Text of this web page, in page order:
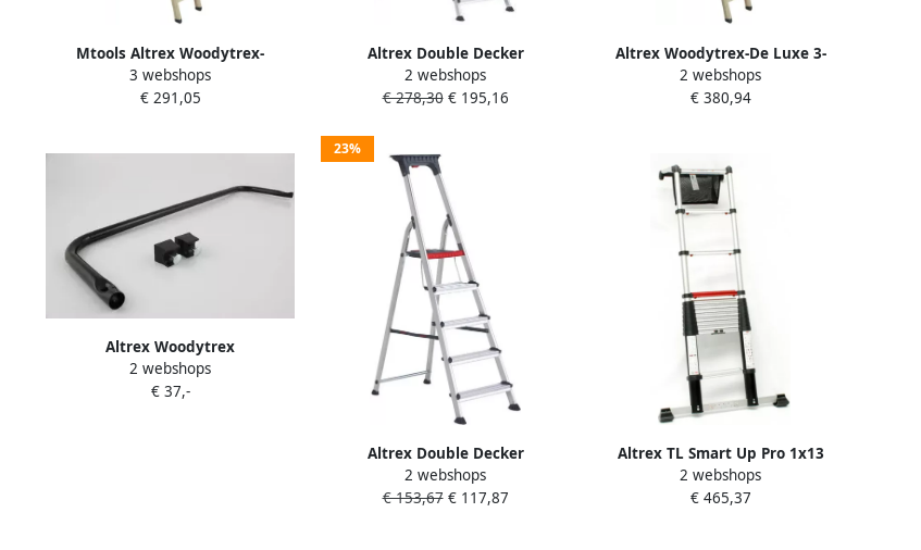
Mtools Altrex Woodytrex-
Superieur 3-delige zoldertrap
(inklap) 120 x 60 |
3 webshops
€ 291,05
Altrex Double Decker
huishoudtrap 7-treeds 501107
2 webshops
€ 278,30€ 195,16
Altrex Woodytrex-De Luxe 3-
delige zoldertrap (inklap) 140 x
70 505066
2 webshops
€ 380,94
Altrex Woodytrex
Veiligheidsbeugel zoldertrap
505097
2 webshops
€ 37,-
23%
Altrex Double Decker
huishoudtrap 5-treeds 501105
2 webshops
€ 153,67€ 117,87
Altrex TL Smart Up Pro 1x13
telescopische ladder 500361
2 webshops
€ 465,37